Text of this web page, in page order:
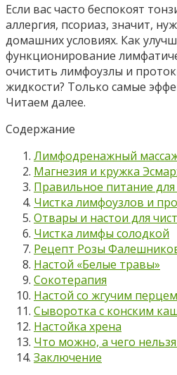
Если вас часто беспокоят
аллергия, псориаз, значит,
домашних условиях. Как
функционирование
очистить лимфоузлы и
жидкости? Только самые
Читаем далее.
Содержание
Лимфодренажный
Магнезия и кружка
Правильное питание
Чистка лимфоузлов и
Отвары и настои для
Чистка лимфы солодкой
Рецепт Розы
Настой «Белые травы»
Сокотерапия
Настой со жгучим перцем
Сыворотка с конским
Настойка хрена
Что можно, а чего
Заключение